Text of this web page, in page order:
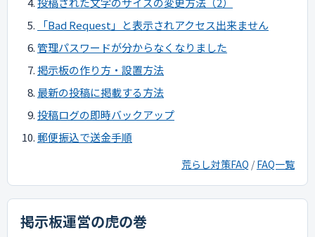
「Bad Request」と表示されアクセス出来ません
管理パスワードが分からなくなりました
掲示板の作り方・設置方法
最新の投稿に掲載する方法
投稿ログの即時バックアップ
郵便振込で送金手順
荒らし対策FAQ / FAQ一覧
掲示板運営の虎の巻